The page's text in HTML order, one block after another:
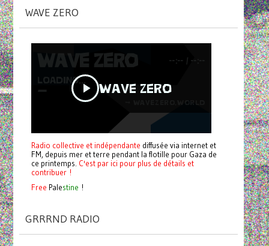
WAVE ZERO
Radio collective et indépendante diffusée via internet et
FM, depuis mer et terre pendant la flotille pour Gaza de
ce printemps. C'est par ici pour plus de détails et
contribuer !
Free Palestine !
GRRRND RADIO